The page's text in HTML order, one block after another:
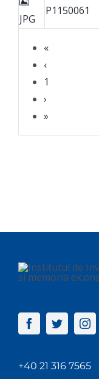
«
‹
1
›
»
JPG
P1150061
+40 21 316 7565